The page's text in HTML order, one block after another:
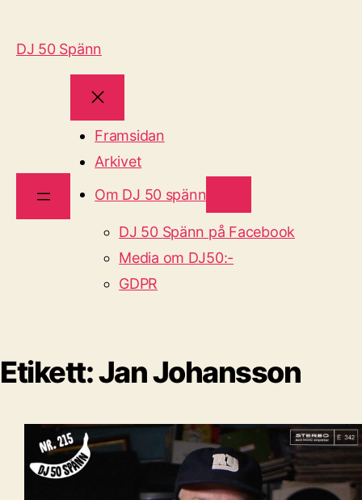
DJ 50 Spänn
Framsidan
Arkivet
Om DJ 50 spänn
DJ 50 Spänn på Facebook
Media om DJ50:-
GDPR
Etikett:Jan Johansson